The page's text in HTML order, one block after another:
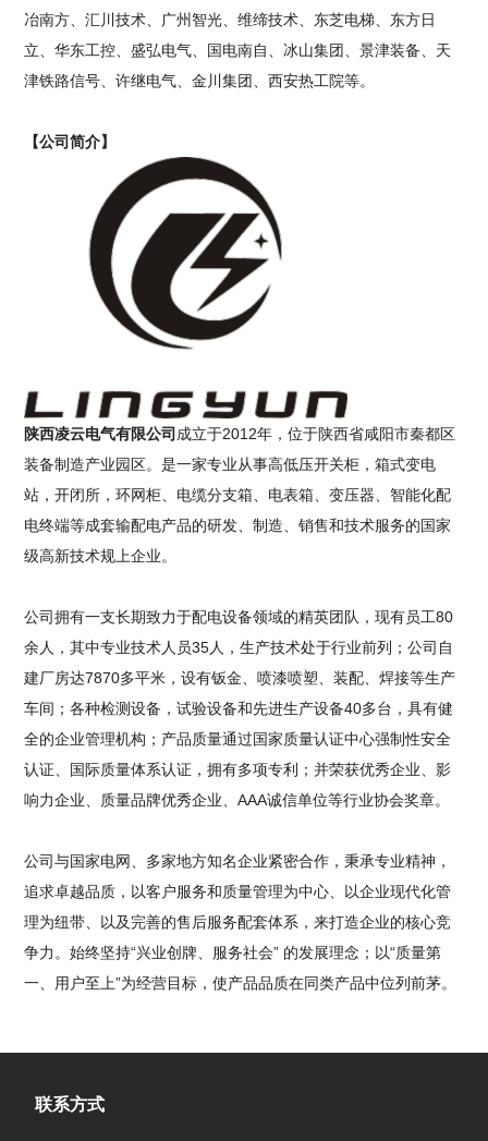
冶南方、汇川技术、广州智光、维缔技术、东芝电梯、东方日
立、华东工控、盛弘电气、国电南自、冰山集团、景津装备、天
津铁路信号、许继电气、金川集团、西安热工院等。
【公司简介】
陕西凌云电气有限公司 成立于2012年，位于陕西省咸阳市秦都区
装备制造产业园区。是一家专业从事高低压开关柜，箱式变电
站，开闭所，环网柜、电缆分支箱、电表箱、变压器、智能化配
电终端等成套输配电产品的研发、制造、销售和技术服务的国家
级高新技术规上企业。
公司拥有一支长期致力于配电设备领域的精英团队，现有员工80
余人，其中专业技术人员35人，生产技术处于行业前列；公司自
建厂房达7870多平米，设有钣金、喷漆喷塑、装配、焊接等生产
车间；各种检测设备，试验设备和先进生产设备40多台，具有健
全的企业管理机构；产品质量通过国家质量认证中心强制性安全
认证、国际质量体系认证，拥有多项专利；并荣获优秀企业、影
响力企业、质量品牌优秀企业、AAA诚信单位等行业协会奖章。
公司与国家电网、多家地方知名企业紧密合作，秉承专业精神，
追求卓越品质，以客户服务和质量管理为中心、以企业现代化管
理为纽带、以及完善的售后服务配套体系，来打造企业的核心竞
争力。始终坚持“兴业创牌、服务社会” 的发展理念；以“质量第
一、用户至上”为经营目标，使产品品质在同类产品中位列前茅。
联系方式